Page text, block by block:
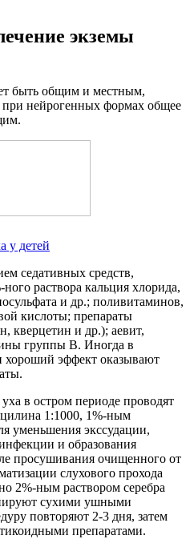
экземы
быть общим и местным,
при нейрогенных формах общее
у детей
седативных средств,
раствора кальция хлорида,
и др.; поливитаминов,
кислоты; препараты
кверцетин и др.); аевит,
группы В. Иногда в
эффект оказывают
в остром периоде проводят
1:1000, 1%-ным
уменьшения экссудации,
и образования
просушивания очищенного от
слухового прохода
2%-ным раствором серебра
сухими ушными
повторяют 2-3 дня, затем
препаратами.